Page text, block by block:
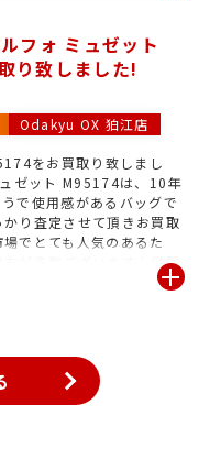
り致しました!
Odakyu OX 狛江店
をお買取り致しまし
ゼット M95174は、10年
で使用感があるバッグで
り査定させて頂きお買取
でとても人気のあるた
布が多数ございます！付属
と査定額アップの可能性も